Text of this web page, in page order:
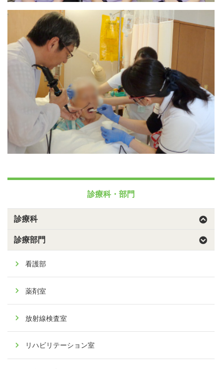
診療科・部門
診療科
診療部門
看護部
薬剤室
放射線検査室
リハビリテーション室